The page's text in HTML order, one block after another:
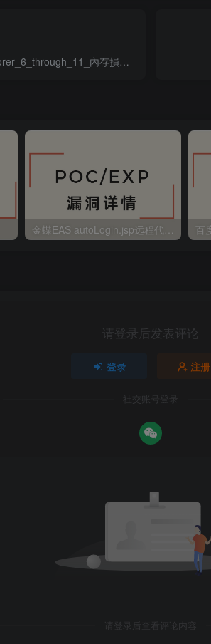
內存損壞
请登录后发表评论
登录 注册
社交账号登录
请登录后查看评论内容